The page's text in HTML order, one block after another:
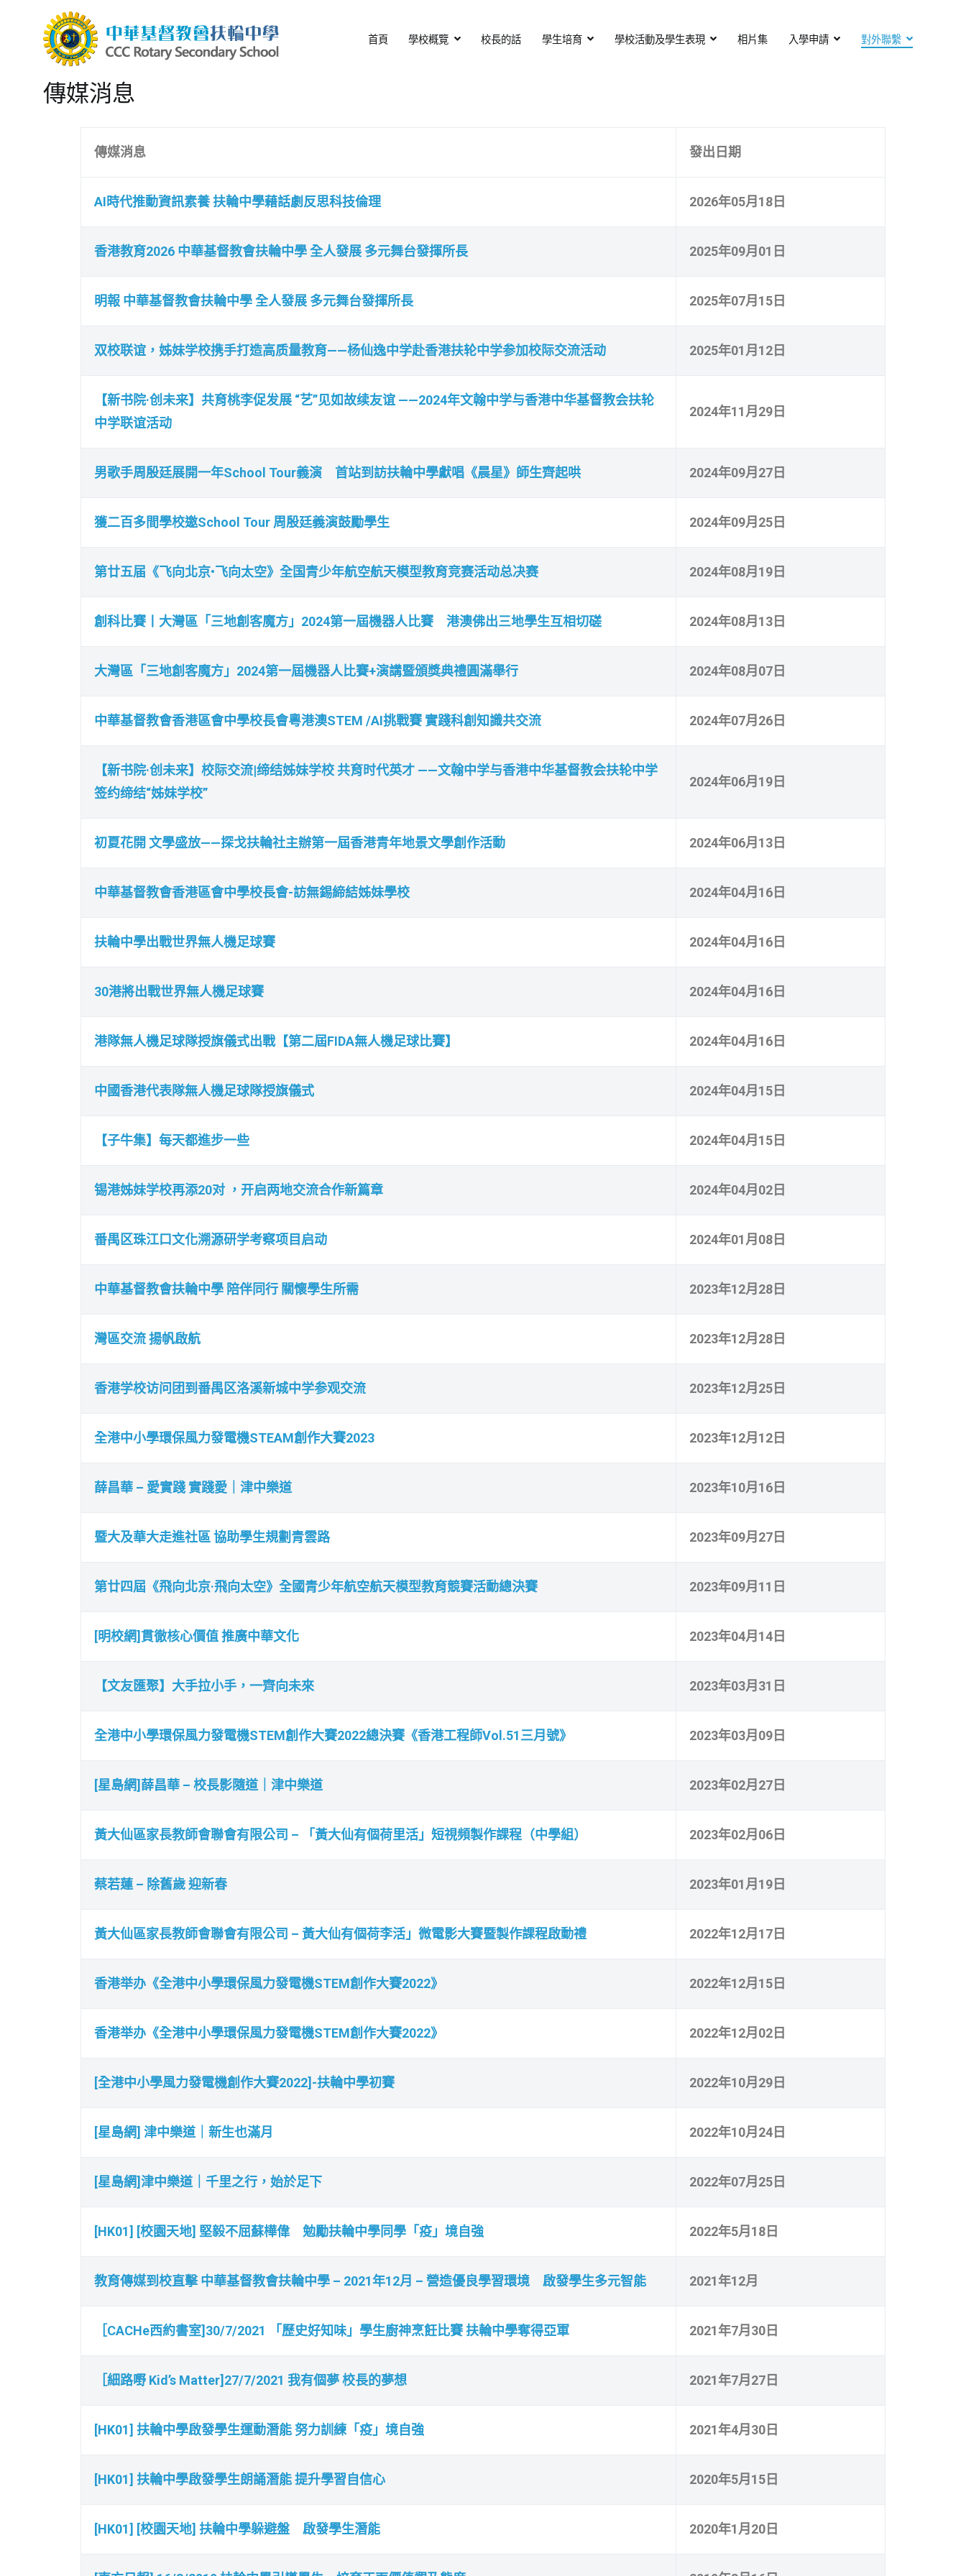
中華基督教會扶輪中學
CCC Rotary Secondary School
首頁 學校概覽 校長的話 學生培育 學校活動及學生表現 相片集 入學申請 對外聯繫
傳媒消息
傳媒消息 發出日期
AI時代推動資訊素養 扶輪中學藉話劇反思科技倫理 2026年05月18日
香港教育2026 中華基督教會扶輪中學 全人發展 多元舞台發揮所長 2025年09月01日
明報 中華基督教會扶輪中學 全人發展 多元舞台發揮所長 2025年07月15日
双校联谊，姊妹学校携手打造高质量教育——杨仙逸中学赴香港扶轮中学参加校际交流活动 2025年01月12日
【新书院·创未来】共育桃李促发展 “艺”见如故续友谊 ——2024年文翰中学与香港中华基督教会扶轮
中学联谊活动
2024年11月29日
男歌手周殷廷展開一年School Tour義演 首站到訪扶輪中學獻唱《晨星》師生齊起哄 2024年09月27日
獲二百多間學校邀School Tour 周殷廷義演鼓勵學生 2024年09月25日
第廿五届《飞向北京•飞向太空》全国青少年航空航天模型教育竞赛活动总决赛 2024年08月19日
創科比賽丨大灣區「三地創客魔方」2024第一屆機器人比賽 港澳佛出三地學生互相切磋 2024年08月13日
大灣區「三地創客魔方」2024第一屆機器人比賽+演講暨頒獎典禮圓滿舉行 2024年08月07日
中華基督教會香港區會中學校長會粵港澳STEM /AI挑戰賽 實踐科創知識共交流 2024年07月26日
【新书院·创未来】校际交流|缔结姊妹学校 共育时代英才 ——文翰中学与香港中华基督教会扶轮中学
签约缔结“姊妹学校”
2024年06月19日
初夏花開 文學盛放——探戈扶輪社主辦第一屆香港青年地景文學創作活動 2024年06月13日
中華基督教會香港區會中學校長會-訪無錫締結姊妹學校 2024年04月16日
扶輪中學出戰世界無人機足球賽 2024年04月16日
30港將出戰世界無人機足球賽 2024年04月16日
港隊無人機足球隊授旗儀式出戰【第二屆FIDA無人機足球比賽】 2024年04月16日
中國香港代表隊無人機足球隊授旗儀式 2024年04月15日
【子牛集】每天都進步一些 2024年04月15日
锡港姊妹学校再添20对 ，开启两地交流合作新篇章 2024年04月02日
番禺区珠江口文化溯源研学考察项目启动 2024年01月08日
中華基督教會扶輪中學 陪伴同行 關懷學生所需 2023年12月28日
灣區交流 揚帆啟航 2023年12月28日
香港学校访问团到番禺区洛溪新城中学参观交流 2023年12月25日
全港中小學環保風力發電機STEAM創作大賽2023 2023年12月12日
薛昌華 – 愛實踐 實踐愛｜津中樂道 2023年10月16日
暨大及華大走進社區 協助學生規劃青雲路 2023年09月27日
第廿四屆《飛向北京·飛向太空》全國青少年航空航天模型教育競賽活動總決賽 2023年09月11日
[明校網]貫徹核心價值 推廣中華文化 2023年04月14日
【文友匯聚】大手拉小手，一齊向未來 2023年03月31日
全港中小學環保風力發電機STEM創作大賽2022總決賽《香港工程師Vol.51三月號》 2023年03月09日
[星島網]薛昌華 – 校長影隨道｜津中樂道 2023年02月27日
黃大仙區家長教師會聯會有限公司 – 「黃大仙有個荷里活」短視頻製作課程（中學組） 2023年02月06日
蔡若蓮 – 除舊歲 迎新春 2023年01月19日
黃大仙區家長教師會聯會有限公司 – 黃大仙有個荷李活」微電影大賽暨製作課程啟動禮 2022年12月17日
香港举办《全港中小學環保風力發電機STEM創作大賽2022》 2022年12月15日
香港举办《全港中小學環保風力發電機STEM創作大賽2022》 2022年12月02日
[全港中小學風力發電機創作大賽2022]-扶輪中學初賽 2022年10月29日
[星島網] 津中樂道｜新生也滿月 2022年10月24日
[星島網]津中樂道｜千里之行，始於足下 2022年07月25日
[HK01] [校園天地] 堅毅不屈蘇樺偉 勉勵扶輪中學同學「疫」境自強 2022年5月18日
教育傳媒到校直擊 中華基督教會扶輪中學 – 2021年12月 – 營造優良學習環境 啟發學生多元智能 2021年12月
［CACHe西約書室]30/7/2021 「歷史好知味」學生廚神烹飪比賽 扶輪中學奪得亞軍 2021年7月30日
［細路嘢 Kid’s Matter]27/7/2021 我有個夢 校長的夢想 2021年7月27日
[HK01] 扶輪中學啟發學生運動潛能 努力訓練「疫」境自強 2021年4月30日
[HK01] 扶輪中學啟發學生朗誦潛能 提升學習自信心 2020年5月15日
[HK01] [校園天地] 扶輪中學躲避盤 啟發學生潛能 2020年1月20日